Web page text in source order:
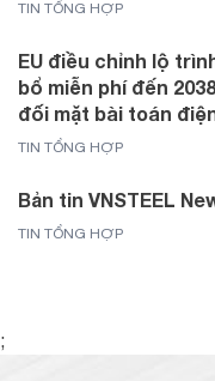
TIN TỔNG HỢP
EU điều chỉnh lộ
bổ miễn phí đến
đối mặt bài toán
TIN TỔNG HỢP
Bản tin VNSTEEL
TIN TỔNG HỢP
;